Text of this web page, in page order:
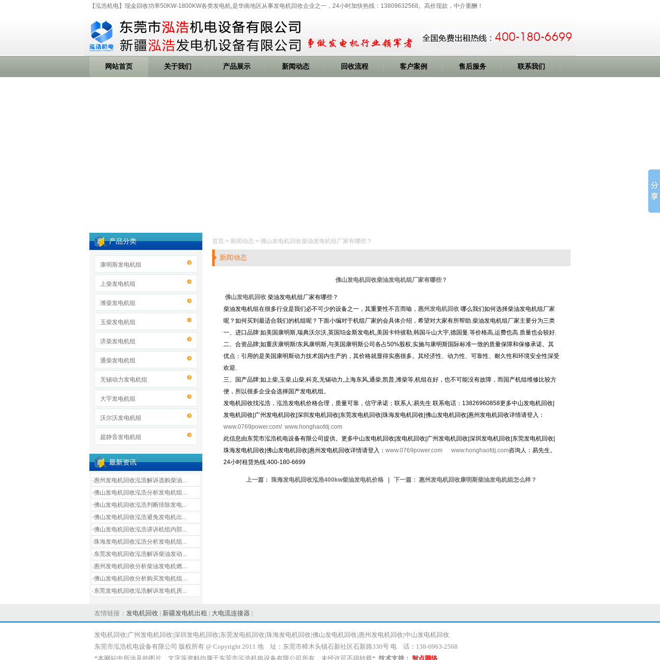
【泓浩机电】现金回收功率50KW-1800KW各类发电机,是华南地区从事发电机回收企业之一，24小时加快热线：13809632568。高价现款，中介重酬！
网站首页 关于我们 产品展示 新闻动态 回收流程 客户案例 售后服务 联系我们
产品分类
康明斯发电机组
上柴发电机组
潍柴发电机组
玉柴发电机组
济柴发电机组
通柴发电机组
无锡动力发电机组
大宇发电机组
沃尔沃发电机组
超静音发电机组
最新资讯
·惠州发电机回收泓浩解诉选购柴油...
·佛山发电机回收泓浩分析发电机组...
·佛山发电机回收泓浩判断排除发电...
·佛山发电机回收泓浩避免发电机出...
·佛山发电机回收泓浩讲诉机组内部...
·珠海发电机回收泓浩分析发电机组...
·东莞发电机回收泓浩解诉柴油发动...
·惠州发电机回收分析柴油发电机燃...
·佛山发电机回收分析购买发电机组...
·东莞发电机回收泓浩解诉发电机房...
首页 > 新闻动态 > 佛山发电机回收柴油发电机组厂家有哪些？
新闻动态
佛山发电机回收柴油发电机组厂家有哪些？
佛山发电机回收 柴油发电机组厂家有哪些？
柴油发电机组在很多行业是我们必不可少的设备之一，其重要性不言而喻， 惠州发电机回收 哪么我们如何选择柴油发电机组厂家
呢？如何买到最适合我们的机组呢？下面小编对于机组厂家的会具体介绍，希望对大家有所帮助.柴油发电机组厂家主要分为三类
一、进口品牌:如美国康明斯,瑞典沃尔沃,英国珀金斯发电机,美国卡特彼勒,韩国斗山大宇,德国曼.等价格高,运费也高.质量也会较好.
二、合资品牌;如重庆康明斯/东风康明斯,与美国康明斯公司各占50%股权,实施与康明斯国际标准一致的质量保障和保修承诺。其
优点：引用的是美国康明斯动力技术国内生产的，其价格就显得实惠很多。其经济性、动力性、可靠性、耐久性和环境安全性深受
欢迎.
三、国产品牌:如上柴,玉柴,山柴,科克,无锡动力,上海东风,通柴,凯普,潍柴等,机组在好，也不可能没有故障，而国产机组维修比较方
便，所以很多企业会选择国产发电机组。
发电机回收找泓浩，泓浩发电机价格合理，质量可靠，信守承诺；联系人:易先生 联系电话：13826960858更多中山发电机回收|
发电机回收|广州发电机回收|深圳发电机回收|东莞发电机回收|珠海发电机回收|佛山发电机回收|惠州发电机回收详情请登入：
www.0769power.com/ www.honghaofdj.com
此信息由东莞市泓浩机电设备有限公司提供。更多中山发电机回收|发电机回收|广州发电机回收|深圳发电机回收|东莞发电机回收|
珠海发电机回收|佛山发电机回收|惠州发电机回收详情请登入： www.0769power.com www.honghaofdj.com咨询人：易先生。
24小时租赁热线:400-180-6699
上一篇： 珠海发电机回收泓浩400kw柴油发电机价格 | 下一篇： 惠州发电机回收康明斯柴油发电机组怎么样？
友情链接： 发电机回收 | 新疆发电机出租 | 大电流连接器 |
发电机回收|广州发电机回收|深圳发电机回收|东莞发电机回收|珠海发电机回收|佛山发电机回收|惠州发电机回收|中山发电机回收
东莞市泓浩机电设备有限公司 版权所有 @ Copyright 2011 地 址：东莞市樟木头镇石新社区石新路330号 电 话：138-0963-2568
*本网站中所涉及的图片、文字等资料均属于东莞市泓浩机电设备有限公司所有，未经许可不得转载* 技术支持： 智点网络